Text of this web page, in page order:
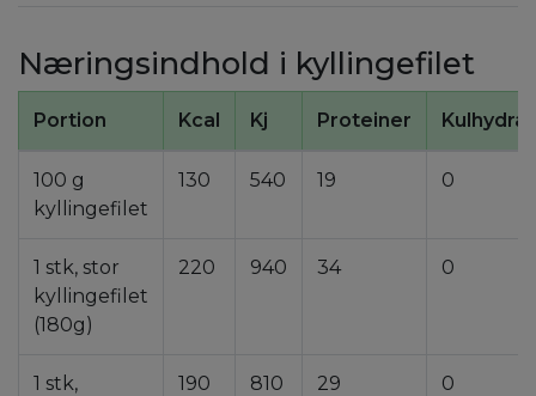
Næringsindhold i kyllingefilet
Portion Kcal Kj Proteiner
100 g
kyllingefilet
130 540 19 0
1 stk, stor
kyllingefilet
(180g)
220 940 34 0
1 stk,
190 810 29 0